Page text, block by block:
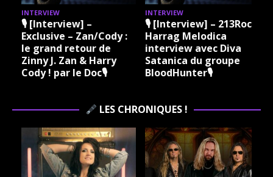
INTERVIEW
🎙 [Interview] –
Exclusive – Zan/Cody :
le grand retour de
Zinny J. Zan & Harry
Cody ! par le Doc🎙
INTERVIEW
🎙 [Interview] – 213Rock
Harrag Melodica
interview avec Diva
Satanica du groupe
BloodHunter🎙
LES CHRONIQUES !